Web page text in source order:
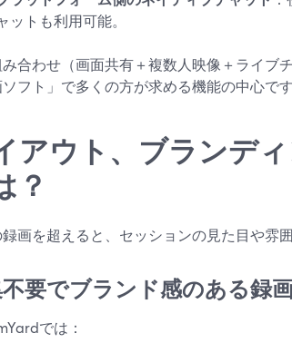
ットも利用可能。
み合わせ（画面共有＋複数人映像＋ライブ
フト」で多くの方が求める機能の中心です
アウト、ブランデ
？
画を超えると、セッションの見た目や雰
要でブランド感のある録
では：